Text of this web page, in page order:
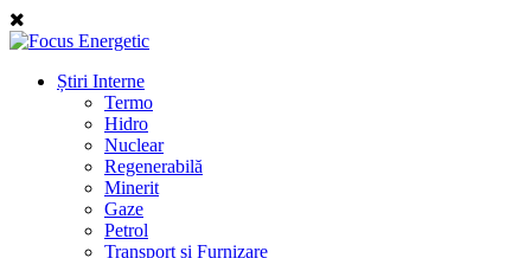
Știri Interne
Termo
Hidro
Nuclear
Regenerabilă
Minerit
Gaze
Petrol
Transport și Furnizare